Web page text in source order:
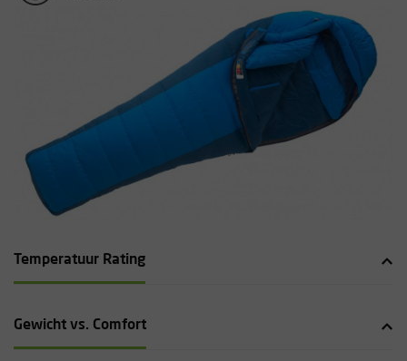
Temperatuur Rating
Gewicht vs. Comfort